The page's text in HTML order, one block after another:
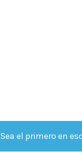
Sea el primero en